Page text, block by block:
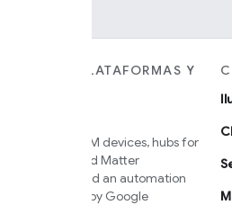
PARA APPS, PLATAFORMAS Y
Access over 600M devices, hubs for
Google Home and Matter
infrastructure, and an automation
engine powered by Google